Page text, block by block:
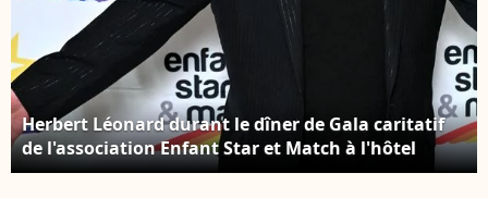
Veeren/Bestimage
Herbert Léonard durant le dîner de Gala caritatif
de l'association Enfant Star et Match à l'hôtel
Negresco à Nice, le 8 juin 2024. © Bruno Bebert /